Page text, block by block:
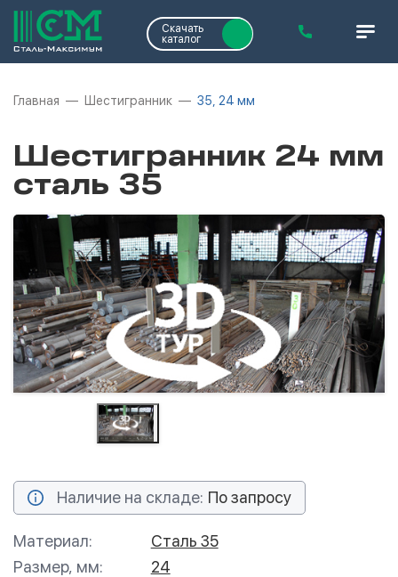
Скачать
каталог
Главная Шестигранник 35, 24 мм
Шестигранник 24 мм
сталь 35
Наличие на складе: По запросу
Материал:
Сталь 35
Размер, мм:
24